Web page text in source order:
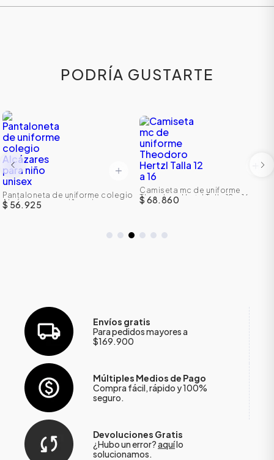
PODRÍA GUSTARTE
Pantaloneta de uniforme colegio
Alcázares para niño unisex
$ 56.925
Camiseta mc de uniforme
Theodoro Hertzl Talla 12 a 16
$ 68.860
Envíos gratis
Para pedidos mayores a
$169.900
Múltiples Medios de Pago
Compra fácil, rápido y 100%
seguro.
Devoluciones Gratis
¿Hubo un error?aquílo
solucionamos.